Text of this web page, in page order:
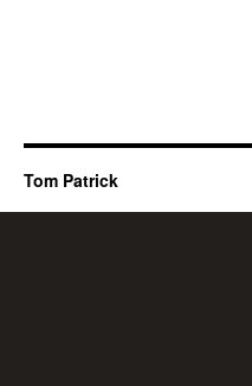
Tom Patrick